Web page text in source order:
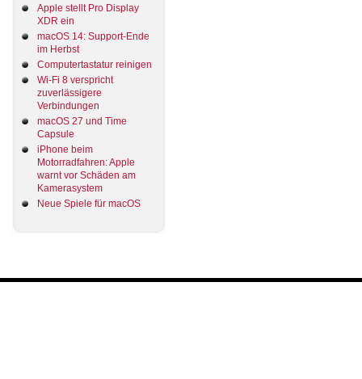
Apple stellt Pro Display
XDR ein
macOS 14: Support-Ende
im Herbst
Computertastatur reinigen
Wi-Fi 8 verspricht
zuverlässigere
Verbindungen
macOS 27 und Time
Capsule
iPhone beim
Motorradfahren: Apple
warnt vor Schäden am
Kamerasystem
Neue Spiele für macOS